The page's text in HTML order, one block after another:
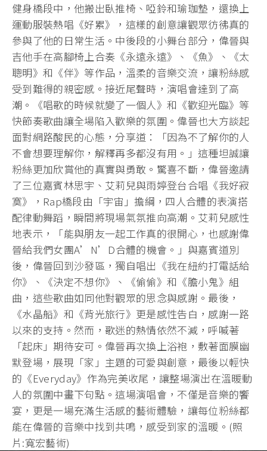
健身橋段中，他搬出臥推椅、啞鈴和瑜珈墊，還換上
運動服裝熱唱《好累》，這樣的創意讓觀眾彷彿真的
參與了他的日常生活。中後段的小舞台部分，偉晉與
吉他手在高腳椅上合奏《永遠永遠》、《魚》、《太
聰明》和《伴》等作品，溫柔的音樂交流，讓粉絲感
受到難得的親密感。接近尾聲時，演唱會達到了高
潮。《唱歌的時候就變了一個人》和《歡迎光臨》等
快節奏歌曲讓全場陷入歡樂的氛圍。偉晉也大方談起
面對網路酸民的心態，分享道：「因為不了解你的人
不會想要理解你，解釋再多都沒有用。」這種坦誠讓
粉絲更加欣賞他的真實與勇敢。驚喜不斷，偉晉邀請
了三位嘉賓林思宇、艾莉兒與雨婷登台合唱《我好寂
寞》，Rap橋段由「宇宙」擔綱，四人合體的表演搭
配律動舞蹈，瞬間將現場氣氛推向高潮。艾莉兒感性
地表示，「能與朋友一起工作真的很開心，也感謝偉
晉給我們女團A’N’D合體的機會。」與嘉賓道別
後，偉晉回到沙發區，獨自唱出《我在紐約打電話給
你》、《決定不想你》、《偷偷》和《膽小鬼》組
曲，這些歌曲如同他對觀眾的思念與感謝。最後，
《水晶船》和《背光旅行》更是感性告白，感謝一路
以來的支持。然而，歌迷的熱情依然不減，呼喊著
「起床」期待安可。偉晉再次換上浴袍，敷著面膜幽
默登場，展現「家」主題的可愛與創意，最後以輕快
的《Everyday》作為完美收尾，讓整場演出在溫暖動
人的氛圍中畫下句點。這場演唱會，不僅是音樂的饗
宴，更是一場充滿生活感的藝術體驗，讓每位粉絲都
能在偉晉的音樂中找到共鳴，感受到家的溫暖。(照
片:寬宏藝術)